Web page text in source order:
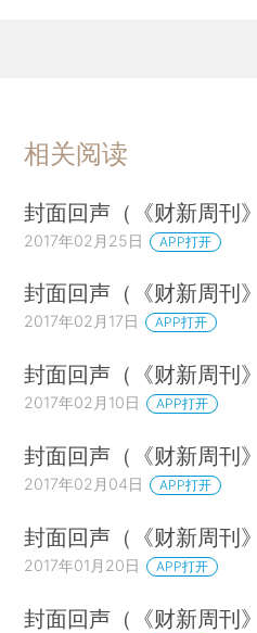
相关阅读
封面回声（《财新周刊
2017年02月25日 APP打开
封面回声（《财新周刊
2017年02月17日 APP打开
封面回声（《财新周刊
2017年02月10日 APP打开
封面回声（《财新周刊
2017年02月04日 APP打开
封面回声（《财新周刊
2017年01月20日 APP打开
封面回声（《财新周刊